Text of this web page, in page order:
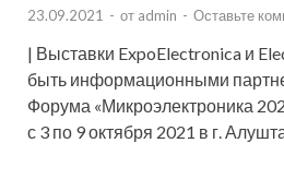
23.09.2021 - от admin - Оставьте
| Выставки ExpoElectronica и
быть информационными
Форума «Микроэлектроника
с 3 по 9 октября 2021 в г.